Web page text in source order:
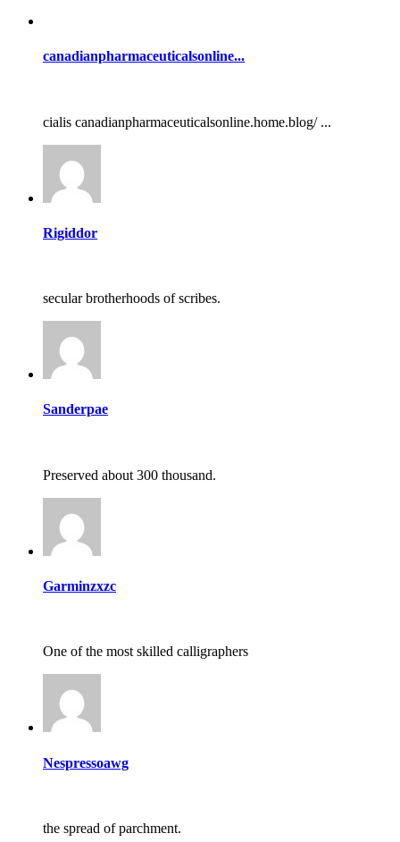
canadianpharmaceuticalsonline...
cialis canadianpharmaceuticalsonline.home.blog/ ...
Rigiddor
secular brotherhoods of scribes.
Sanderpae
Preserved about 300 thousand.
Garminzxzc
One of the most skilled calligraphers
Nespressoawg
the spread of parchment.